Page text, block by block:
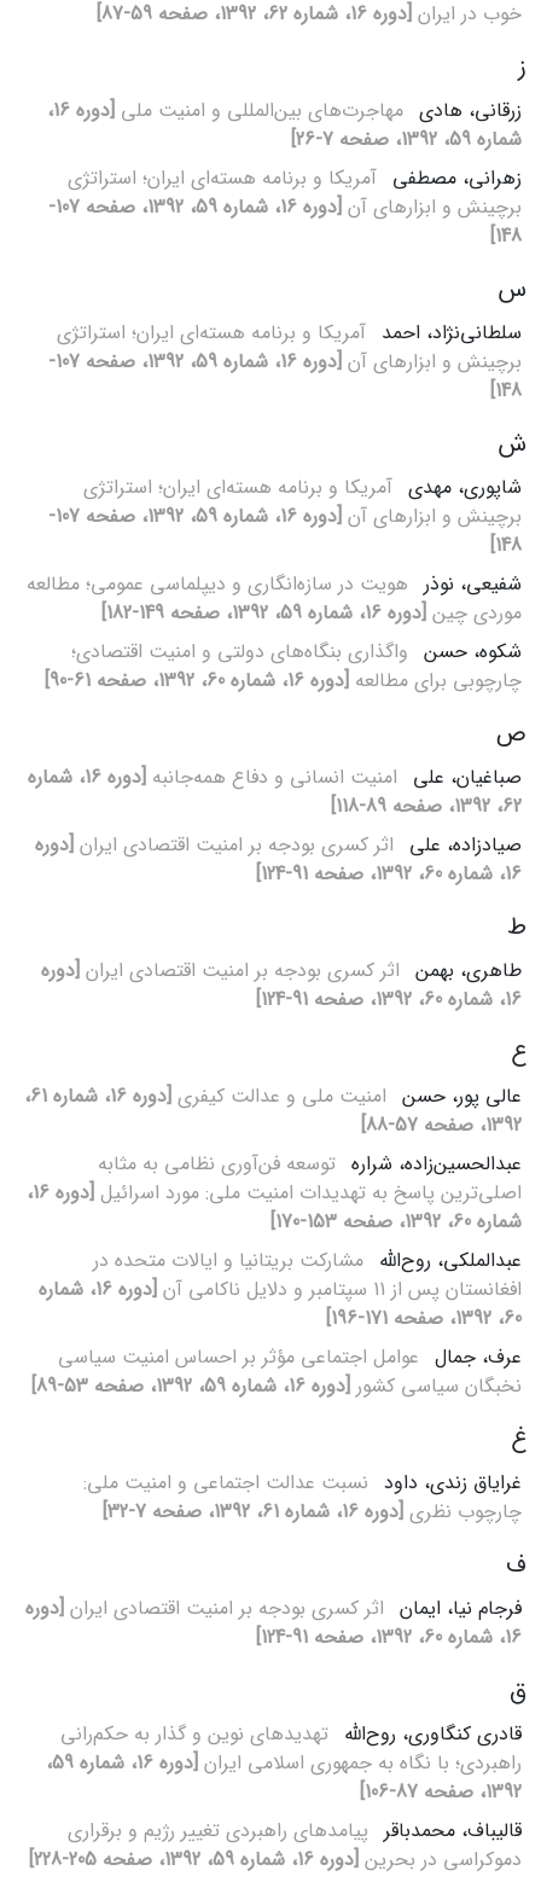
خوب در ایران [دوره 16، شماره 62، 1392، صفحه 59-87]
ز
زرقانی، هادی مهاجرت‌های بین‌المللی و امنیت ملی
[دوره 16،
شماره 59، 1392، صفحه 7-26]
زهرانی، مصطفی آمریکا و برنامه هسته‌ای ایران؛ استراتژی
برچینش و ابزارهای آن
[دوره 16، شماره 59، 1392، صفحه 107-
148]
س
سلطانی‌نژاد، احمد آمریکا و برنامه هسته‌ای ایران؛ استراتژی
برچینش و ابزارهای آن
[دوره 16، شماره 59، 1392، صفحه 107-
148]
ش
شاپوری، مهدی آمریکا و برنامه هسته‌ای ایران؛ استراتژی
برچینش و ابزارهای آن
[دوره 16، شماره 59، 1392، صفحه 107-
148]
شفیعی، نوذر هویت در سازه‌انگاری و دیپلماسی عمومی؛ مطالعه
موردی چین [دوره 16، شماره 59، 1392، صفحه 149-182]
شکوه، حسن واگذاری بنگاه‌های دولتی و امنیت اقتصادی؛
چارچوبی برای مطالعه [دوره 16، شماره 60، 1392، صفحه 61-90]
ص
صباغیان، علی امنیت انسانی و دفاع همه‌جانبه
[دوره 16، شماره
62، 1392، صفحه 89-118]
صیادزاده، علی اثر کسری بودجه بر امنیت اقتصادی ایران [دوره
16، شماره 60، 1392، صفحه 91-124]
ط
طاهری، بهمن اثر کسری بودجه بر امنیت اقتصادی ایران [دوره
16، شماره 60، 1392، صفحه 91-124]
ع
عالی پور، حسن امنیت ملی و عدالت کیفری
[دوره 16، شماره 61،
1392، صفحه 57-88]
عبدالحسین‌زاده، شراره توسعه فن‌آوری نظامی به مثابه
اصلی‌ترین پاسخ به تهدیدات امنیت ملی: مورد اسرائیل
[دوره 16،
شماره 60، 1392، صفحه 153-170]
عبدالملکی، روح‌الله مشارکت بریتانیا و ایالات متحده در
افغانستان پس از 11 سپتامبر و دلایل ناکامی آن
[دوره 16، شماره
60، 1392، صفحه 171-196]
عرف، جمال عوامل اجتماعی مؤثر بر احساس امنیت سیاسی
نخبگان سیاسی کشور [دوره 16، شماره 59، 1392، صفحه 53-89]
غ
غرایاق زندی، داود نسبت عدالت اجتماعی و امنیت ملی:
چارچوب نظری [دوره 16، شماره 61، 1392، صفحه 7-32]
ف
فرجام‏ نیا، ایمان اثر کسری بودجه بر امنیت اقتصادی ایران [دوره
16، شماره 60، 1392، صفحه 91-124]
ق
قادری کنگاوری، روح‌الله تهدیدهای نوین و گذار به حکم‌رانی
راهبردی؛ با نگاه به جمهوری اسلامی ایران
[دوره 16، شماره 59،
1392، صفحه 87-106]
قالیباف، محمدباقر پیامدهای راهبردی تغییر رژیم و برقراری
دموکراسی در بحرین [دوره 16، شماره 59، 1392، صفحه 205-228]